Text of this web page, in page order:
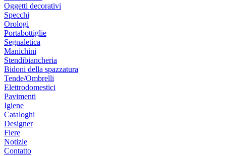
Oggetti decorativi
Specchi
Orologi
Portabottiglie
Segnaletica
Manichini
Stendibiancheria
Bidoni della spazzatura
Tende/Ombrelli
Elettrodomestici
Pavimenti
Igiene
Cataloghi
Designer
Fiere
Notizie
Contatto